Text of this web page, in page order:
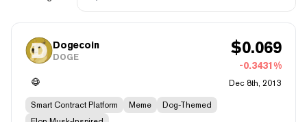
Dogecoin
DOGE $0.069
-0.3431%
Dec 8th, 2013
Smart Contract Platform Meme
Dog-Themed